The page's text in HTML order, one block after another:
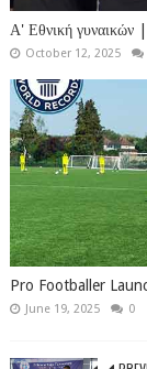
Α' Εθνική
October 12, 2025
Pro Footballer
June 19, 2025 0